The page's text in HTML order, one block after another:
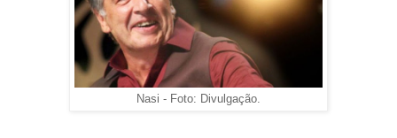
Nasi - Foto: Divulgação.